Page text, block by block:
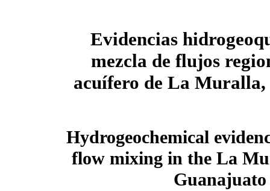
Evidencias
mezcla de flujos
acuífero de La
Hydrogeochemical
flow mixing in the La
Guanajuato